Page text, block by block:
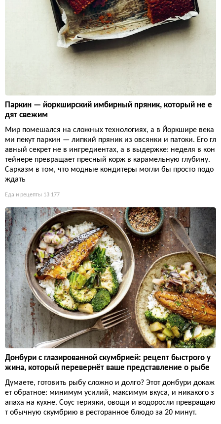
Паркин — йоркширский имбирный пряник, который не е
дят свежим
Мир помешался на сложных технологиях, а в Йоркшире века
ми пекут паркин — липкий пряник из овсянки и патоки. Его гл
авный секрет не в ингредиентах, а в выдержке: неделя в кон
тейнере превращает пресный корж в карамельную глубину.
Сарказм в том, что модные кондитеры могли бы просто подо
ждать
Еда и рецепты 13 177
Донбури с глазированной скумбрией: рецепт быстрого у
жина, который перевернёт ваше представление о рыбе
Думаете, готовить рыбу сложно и долго? Этот донбури докаж
ет обратное: минимум усилий, максимум вкуса, и никакого з
апаха на кухне. Соус терияки, овощи и водоросли превращаю
т обычную скумбрию в ресторанное блюдо за 20 минут.